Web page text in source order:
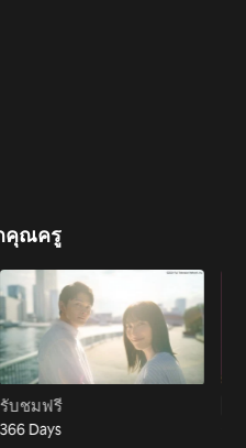
คุณครู
รับชมฟรี
366 Days